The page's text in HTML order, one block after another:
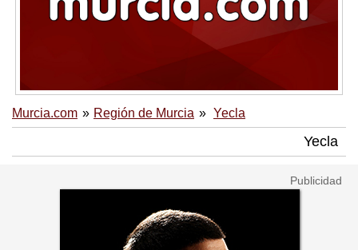
Murcia.com Región de Murcia Yecla
Yecla